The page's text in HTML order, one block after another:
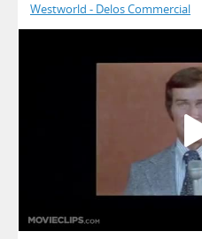
Westworld - Delos Commercial